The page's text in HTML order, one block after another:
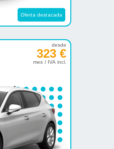
Oferta destacada
desde
323 €
mes / IVA incl.